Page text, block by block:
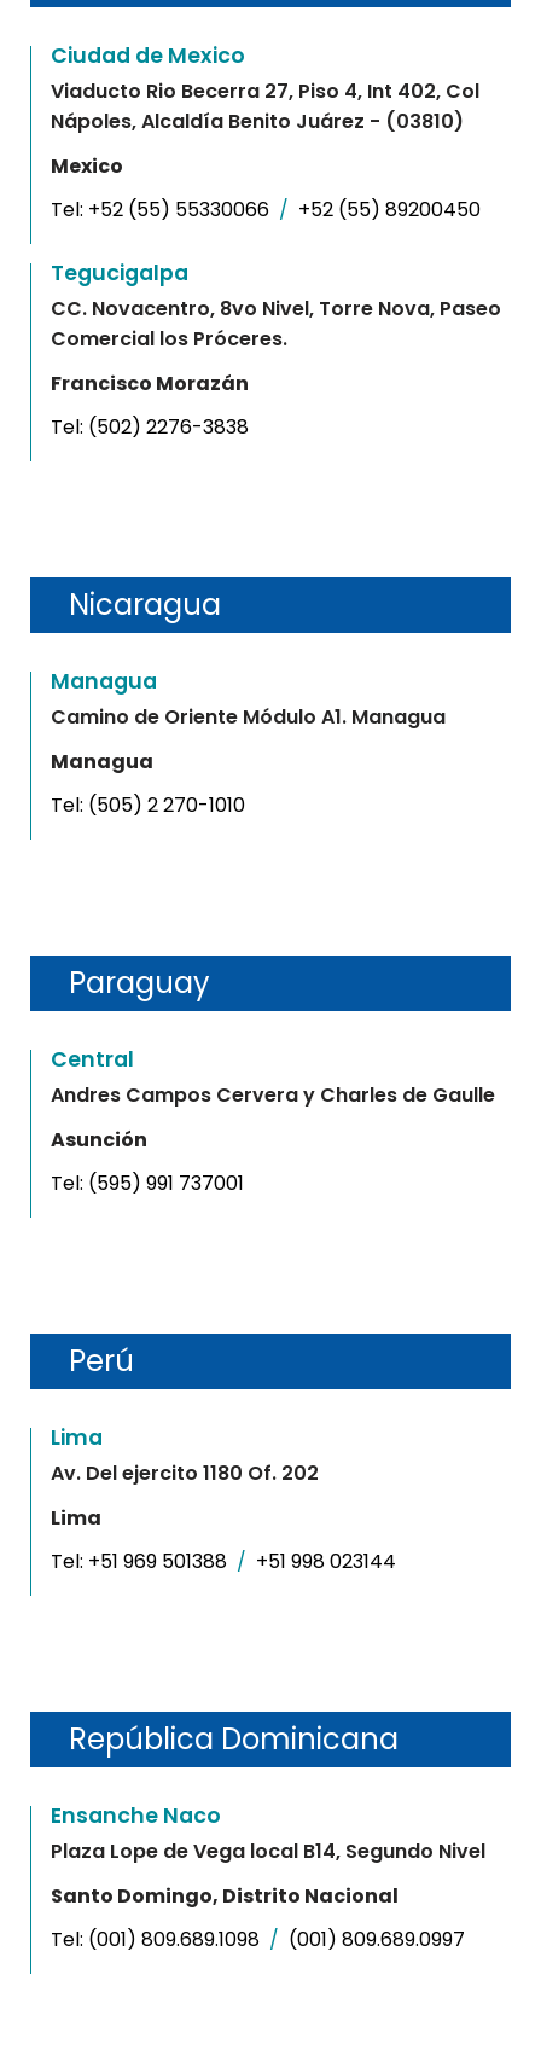
Ciudad de Mexico
Viaducto Rio Becerra 27, Piso 4, Int 402, Col
Nápoles, Alcaldía Benito Juárez - (03810)
Mexico
Tel: +52 (55) 55330066 / +52 (55) 89200450
Tegucigalpa
CC. Novacentro, 8vo Nivel, Torre Nova, Paseo
Comercial los Próceres.
Francisco Morazán
Tel: (502) 2276-3838
Nicaragua
Managua
Camino de Oriente Módulo A1. Managua
Managua
Tel: (505) 2 270-1010
Paraguay
Central
Andres Campos Cervera y Charles de Gaulle
Asunción
Tel: (595) 991 737001
Perú
Lima
Av. Del ejercito 1180 Of. 202
Lima
Tel: +51 969 501388 / +51 998 023144
República Dominicana
Ensanche Naco
Plaza Lope de Vega local B14, Segundo Nivel
Santo Domingo, Distrito Nacional
Tel: (001) 809.689.1098 / (001) 809.689.0997